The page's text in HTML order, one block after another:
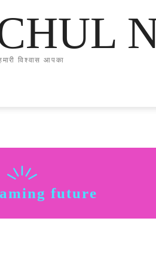
विश्वास आपका
future